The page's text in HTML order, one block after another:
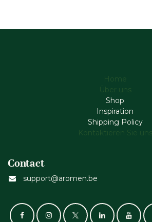
Home
Über uns
Shop
Inspiration
Shipping Policy
Kontaktieren Sie uns
Contact
support@aromen.be